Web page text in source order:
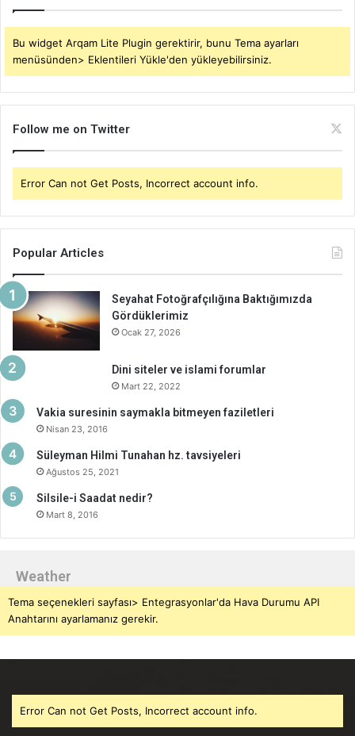
Bu widget Arqam Lite Plugin gerektirir, bunu Tema ayarları
menüsünden> Eklentileri Yükle'den yükleyebilirsiniz.
Follow me on Twitter
Error Can not Get Posts, Incorrect account info.
Popular Articles
Seyahat Fotoğrafçılığına Baktığımızda
Gördüklerimiz
Ocak 27, 2026
Dini siteler ve islami forumlar
Mart 22, 2022
Vakia suresinin saymakla bitmeyen faziletleri
Nisan 23, 2016
Süleyman Hilmi Tunahan hz. tavsiyeleri
Ağustos 25, 2021
Silsile-i Saadat nedir?
Mart 8, 2016
Weather
Tema seçenekleri sayfası> Entegrasyonlar'da Hava Durumu API
Anahtarını ayarlamanız gerekir.
Error Can not Get Posts, Incorrect account info.